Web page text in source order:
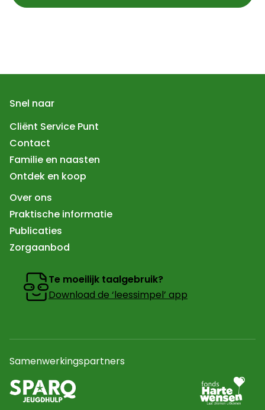
Snel naar
Cliënt Service Punt
Contact
Familie en naasten
Ontdek en koop
Over ons
Praktische informatie
Publicaties
Zorgaanbod
Te moeilijk taalgebruik?
Download de ‘leessimpel’ app
Samenwerkingspartners
Naar de website van sparq Jeugdhulp In een nieuw
Ga naar